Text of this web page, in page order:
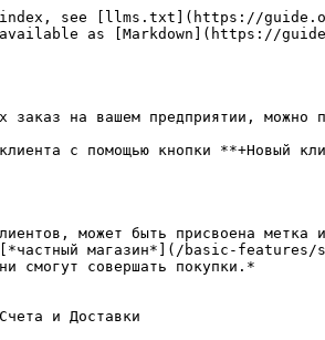
index, see [llms.txt](https://
as [Markdown](https://
заказ на вашем предприятии, можно
с помощью кнопки **+Новый
может быть присвоена метка
магазин*](/basic-features/
смогут совершать покупки.*
и Доставки